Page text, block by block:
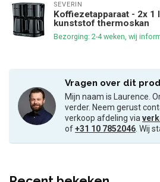
SEVERIN
Koffiezetapparaat - 2x 1
kunststof thermoskan
Bezorging: 2-4 weken, wij
Vragen over dit
Mijn naam is Laurence.
verder. Neem gerust
verkoop afdeling via
of+31 10 7852046. Wij